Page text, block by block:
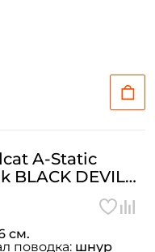
A-Static
BLACK DEVIL
см.
поводка: шнур